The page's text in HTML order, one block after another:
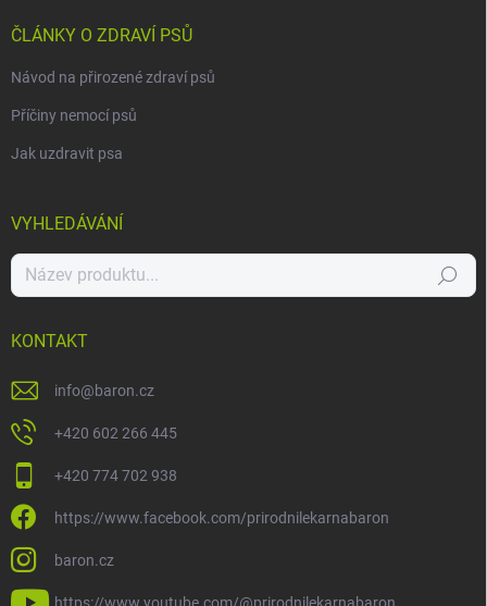
ČLÁNKY O ZDRAVÍ PSŮ
Návod na přirozené zdraví psů
Příčiny nemocí psů
Jak uzdravit psa
VYHLEDÁVÁNÍ
Hledat
KONTAKT
info@baron.cz
+420 602 266 445
+420 774 702 938
https://www.facebook.com/prirodnilekarnabaron
baron.cz
https://www.youtube.com/@prirodnilekarnabaron